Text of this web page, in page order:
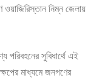
ওয়াজিরিস্তান নিম্ন জেলায়
পরিবহনের সুবিধার্থে এই
মাধ্যমে জনগণের